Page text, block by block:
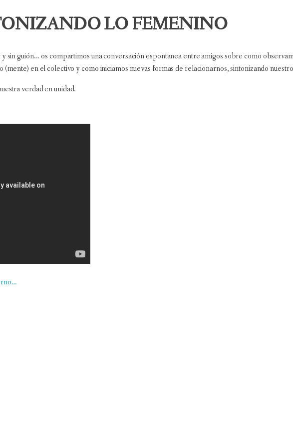
LO FEMENINO
sin guión... os compartimos una conversación espontanea entre amigos sobre como
en el colectivo y como iniciamos nuevas formas de relacionarnos, sintonizando
verdad en unidad.